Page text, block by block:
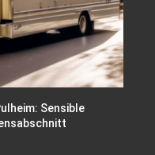
Sensible